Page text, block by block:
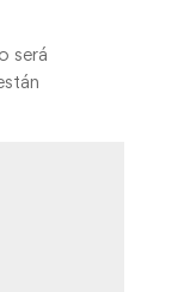
será